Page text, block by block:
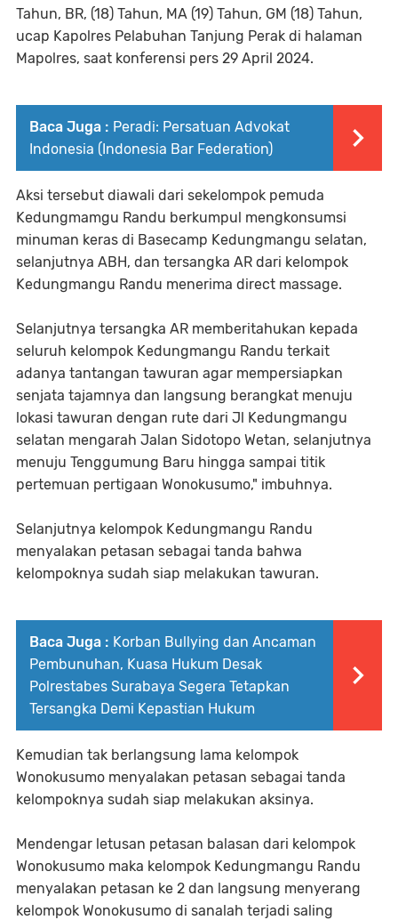
Tahun, BR, (18) Tahun, MA (19) Tahun, GM (18) Tahun,
ucap Kapolres Pelabuhan Tanjung Perak di halaman
Mapolres, saat konferensi pers 29 April 2024.
Baca Juga : Peradi: Persatuan Advokat
Indonesia (Indonesia Bar Federation)
Aksi tersebut diawali dari sekelompok pemuda
Kedungmamgu Randu berkumpul mengkonsumsi
minuman keras di Basecamp Kedungmangu selatan,
selanjutnya ABH, dan tersangka AR dari kelompok
Kedungmangu Randu menerima direct massage.
Selanjutnya tersangka AR memberitahukan kepada
seluruh kelompok Kedungmangu Randu terkait
adanya tantangan tawuran agar mempersiapkan
senjata tajamnya dan langsung berangkat menuju
lokasi tawuran dengan rute dari Jl Kedungmangu
selatan mengarah Jalan Sidotopo Wetan, selanjutnya
menuju Tenggumung Baru hingga sampai titik
pertemuan pertigaan Wonokusumo," imbuhnya.
Selanjutnya kelompok Kedungmangu Randu
menyalakan petasan sebagai tanda bahwa
kelompoknya sudah siap melakukan tawuran.
Baca Juga : Korban Bullying dan Ancaman
Pembunuhan, Kuasa Hukum Desak
Polrestabes Surabaya Segera Tetapkan
Tersangka Demi Kepastian Hukum
Kemudian tak berlangsung lama kelompok
Wonokusumo menyalakan petasan sebagai tanda
kelompoknya sudah siap melakukan aksinya.
Mendengar letusan petasan balasan dari kelompok
Wonokusumo maka kelompok Kedungmangu Randu
menyalakan petasan ke 2 dan langsung menyerang
kelompok Wonokusumo di sanalah terjadi saling